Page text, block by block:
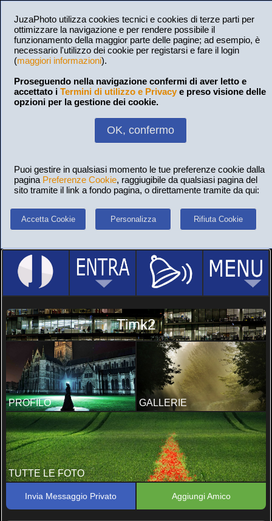
JuzaPhoto utilizza cookies tecnici e cookies di terze parti per
ottimizzare la navigazione e per rendere possibile il
funzionamento della maggior parte delle pagine; ad esempio, è
necessario l'utilizzo dei cookie per registarsi e fare il login
(maggiori informazioni).
Proseguendo nella navigazione confermi di aver letto e
accettato i Termini di utilizzo e Privacy e preso visione delle
opzioni per la gestione dei cookie.
OK, confermo
Puoi gestire in qualsiasi momento le tue preferenze cookie dalla
pagina Preferenze Cookie, raggiugibile da qualsiasi pagina del
sito tramite il link a fondo pagina, o direttamente tramite da qui:
Accetta Cookie Personalizza Rifiuta Cookie
Timk2
PROFILO GALLERIE
TUTTE LE FOTO
Invia Messaggio Privato Aggiungi Amico